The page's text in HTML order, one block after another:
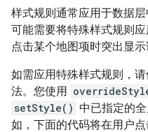
样式规则通常应用于数据
可能需要将特殊样式规则
点击某个地图项时突出显示
如需应用特殊样式规则，请
法。您使用
setStyle() 中已指定的全
如，下面的代码将在用户